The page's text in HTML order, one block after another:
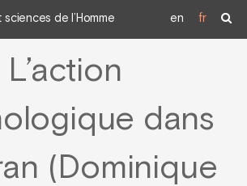
de l’Homme en fr
L’action
dans
(Dominique